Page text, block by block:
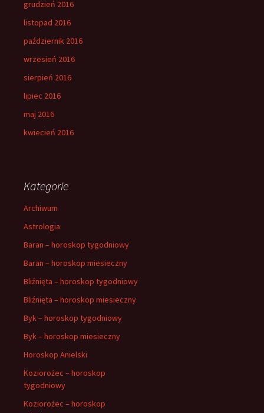
grudzień 2016
listopad 2016
październik 2016
wrzesień 2016
sierpień 2016
lipiec 2016
maj 2016
kwiecień 2016
Kategorie
Archiwum
Astrologia
Baran – horoskop tygodniowy
Baran – horoskop miesieczny
Bliźnięta – horoskop tygodniowy
Bliźnięta – horoskop miesieczny
Byk – horoskop tygodniowy
Byk – horoskop miesieczny
Horoskop Anielski
Koziorożec – horoskop
tygodniowy
Koziorożec – horoskop